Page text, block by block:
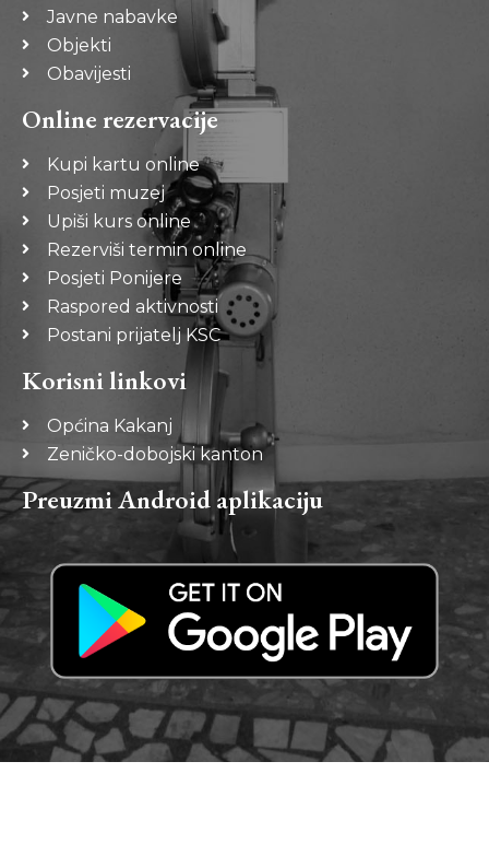
Javne nabavke
Objekti
Obavijesti
Online rezervacije
Kupi kartu online
Posjeti muzej
Upiši kurs online
Rezerviši termin online
Posjeti Ponijere
Raspored aktivnosti
Postani prijatelj KSC
Korisni linkovi
Općina Kakanj
Zeničko-dobojski kanton
Preuzmi Android aplikaciju